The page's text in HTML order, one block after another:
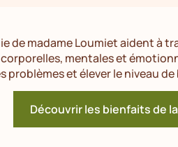
de madame Loumiet aident à
mentales et
problèmes et élever le niveau
Découvrir les bienfaits de